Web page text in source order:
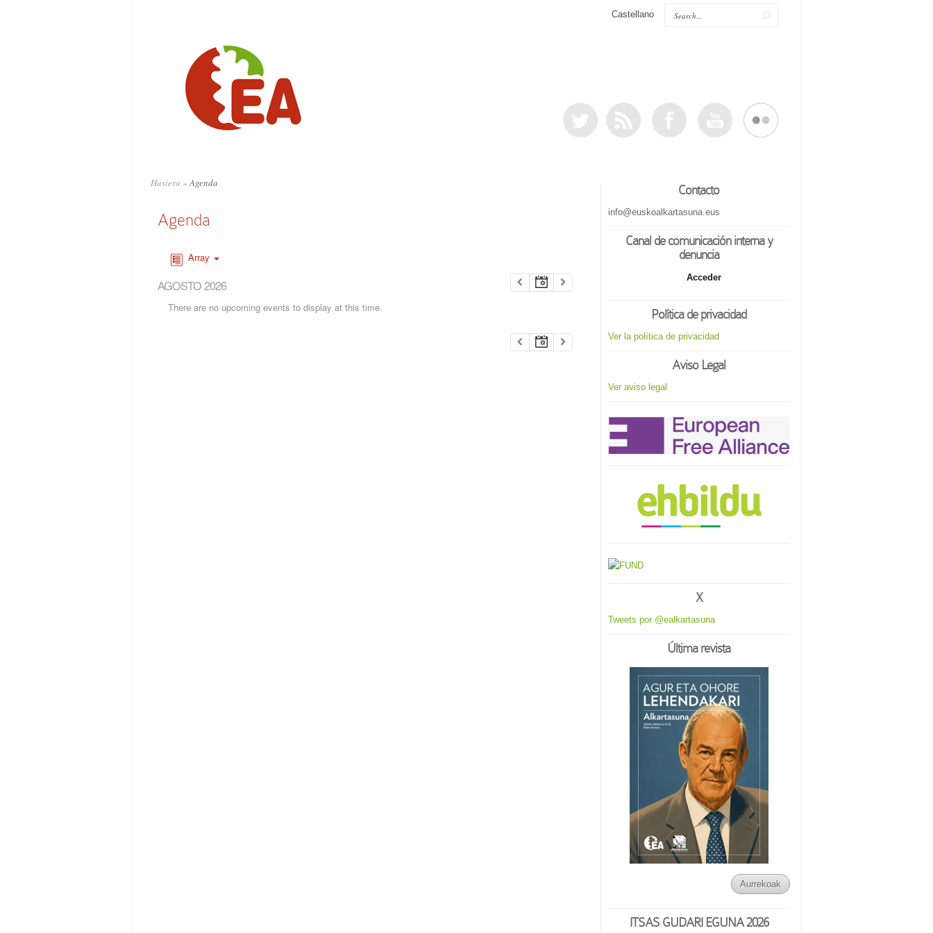
Castellano
Hasiera »Agenda
Agenda
Array
AGOSTO 2026
There are no upcoming events to display at this time.
Contacto
info@euskoalkartasuna.eus
Canal de comunicación interna y
denuncia
Acceder
Política de privacidad
Ver la política de privacidad
Aviso Legal
Ver aviso legal
X
Tweets por @ealkartasuna
Última revista
Aurrekoak
ITSAS GUDARI EGUNA 2026